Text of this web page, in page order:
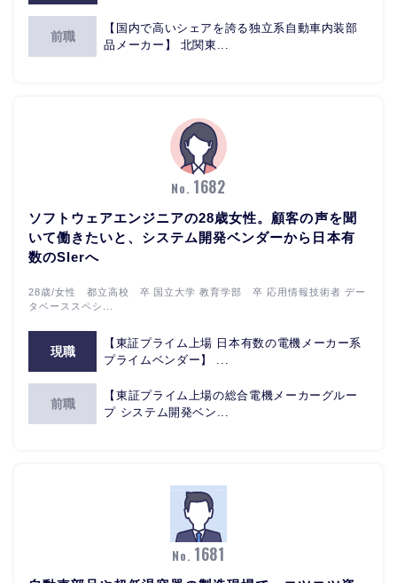
前職
【国内で高いシェアを誇る独立系自動車内装部
品メーカー】 北関東...
No. 1682
ソフトウェアエンジニアの28歳女性。顧客の声を聞
いて働きたいと、システム開発ベンダーから日本有
数のSIerへ
28歳/女性 都立高校 卒 国立大学 教育学部 卒 応用情報技術者 デー
タベーススペシ...
現職
【東証プライム上場 日本有数の電機メーカー系
プライムベンダー】 ...
前職
【東証プライム上場の総合電機メーカーグルー
プ システム開発ベン...
No. 1681